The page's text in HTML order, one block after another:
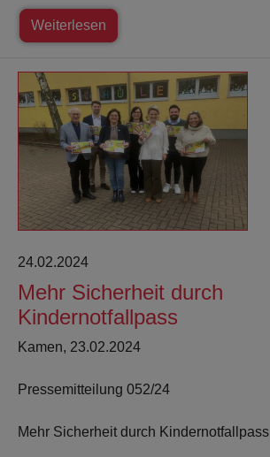
Weiterlesen
24.02.2024
Mehr Sicherheit durch
Kindernotfallpass
Kamen, 23.02.2024
Pressemitteilung 052/24
Mehr Sicherheit durch Kindernotfallpass